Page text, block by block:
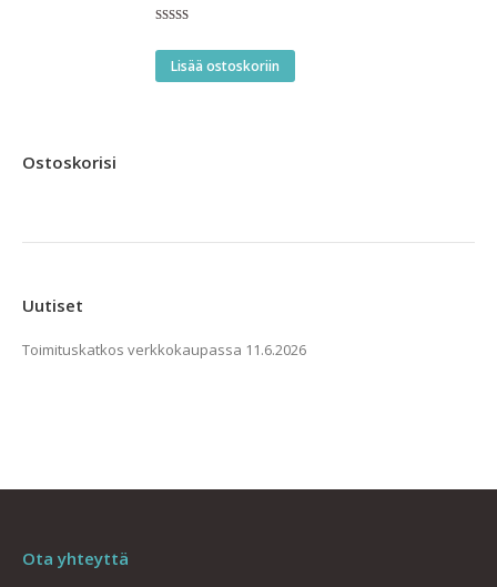
tuotteesta:
4.00/ 5
Lisää ostoskoriin
Ostoskorisi
Uutiset
Toimituskatkos verkkokaupassa 11.6.2026
Ota yhteyttä